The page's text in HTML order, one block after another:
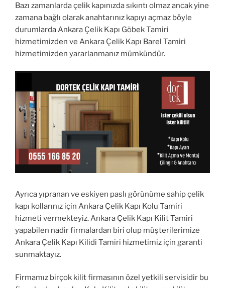
Bazı zamanlarda çelik kapınızda sıkıntı olmaz ancak yine
zamana bağlı olarak anahtarınız kapıyı açmaz böyle
durumlarda Ankara Çelik Kapı Göbek Tamiri
hizmetimizden ve Ankara Çelik Kapı Barel Tamiri
hizmetimizden yararlanmanız mümkündür.
Ayrıca yıpranan ve eskiyen paslı görünüme sahip çelik
kapı kollarınız için Ankara Çelik Kapı Kolu Tamiri
hizmeti vermekteyiz. Ankara Çelik Kapı Kilit Tamiri
yapabilen nadir firmalardan biri olup müşterilerimize
Ankara Çelik Kapı Kilidi Tamiri hizmetimiz için garanti
sunmaktayız.
Firmamız birçok kilit firmasının özel yetkili servisidir bu